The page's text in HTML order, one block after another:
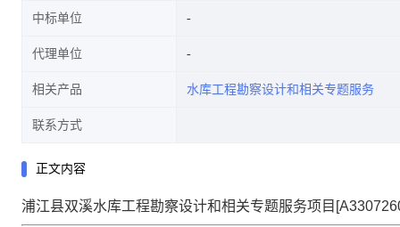
中标单位
代理单位
相关产品 水库工程勘察设计和相关专题服务
联系方式
正文内容
浦江县双溪水库工程勘察设计和相关专题服务项目